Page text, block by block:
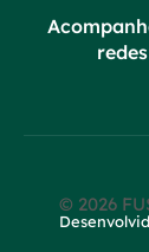
redes
© 2026